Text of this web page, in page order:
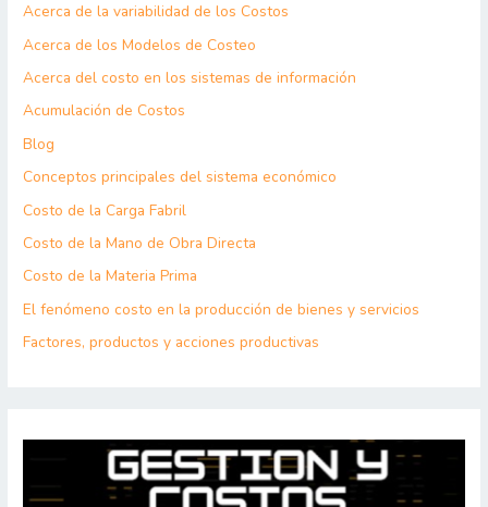
Acerca de la variabilidad de los Costos
Acerca de los Modelos de Costeo
Acerca del costo en los sistemas de información
Acumulación de Costos
Blog
Conceptos principales del sistema económico
Costo de la Carga Fabril
Costo de la Mano de Obra Directa
Costo de la Materia Prima
El fenómeno costo en la producción de bienes y servicios
Factores, productos y acciones productivas